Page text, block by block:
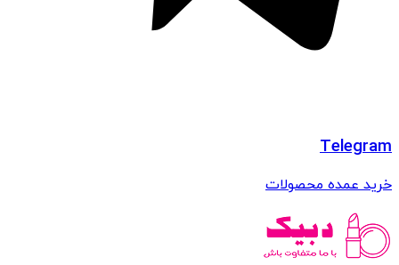
Telegram
خرید عمده محصولات